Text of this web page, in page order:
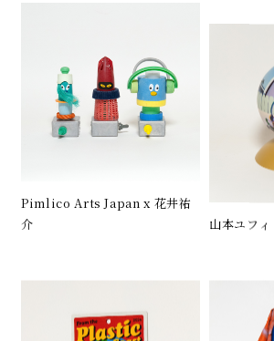
Pimlico Arts Japan x 花井祐
介
山本ユフィ